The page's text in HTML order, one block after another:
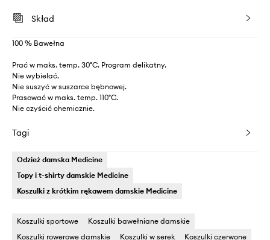
Skład
100 % Bawełna
Prać w maks. temp. 30°C. Program delikatny.
Nie wybielać.
Nie suszyć w suszarce bębnowej.
Prasować w maks. temp. 110°C.
Nie czyścić chemicznie.
Tagi
Odzież damska Medicine
Topy i t-shirty damskie Medicine
Koszulki z krótkim rękawem damskie Medicine
Koszulki sportowe
Koszulki bawełniane damskie
Koszulki rowerowe damskie
Koszulki w serek Koszulki czerwone